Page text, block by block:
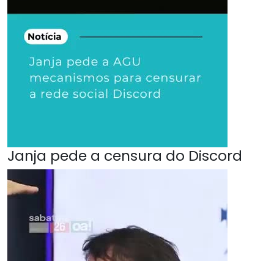
Janja pede a censura do Discord